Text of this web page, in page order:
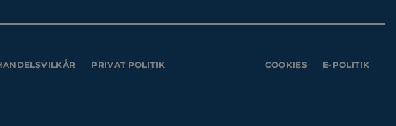
PRIVAT POLITIK COOKIES E-POLITIK